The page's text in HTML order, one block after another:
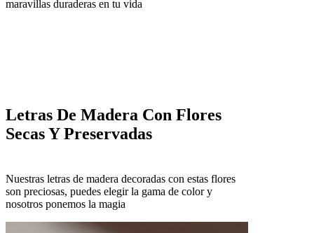
maravillas duraderas en tu vida
Letras De Madera Con Flores
Secas Y Preservadas
Nuestras letras de madera decoradas con estas flores
son preciosas, puedes elegir la gama de color y
nosotros ponemos la magia